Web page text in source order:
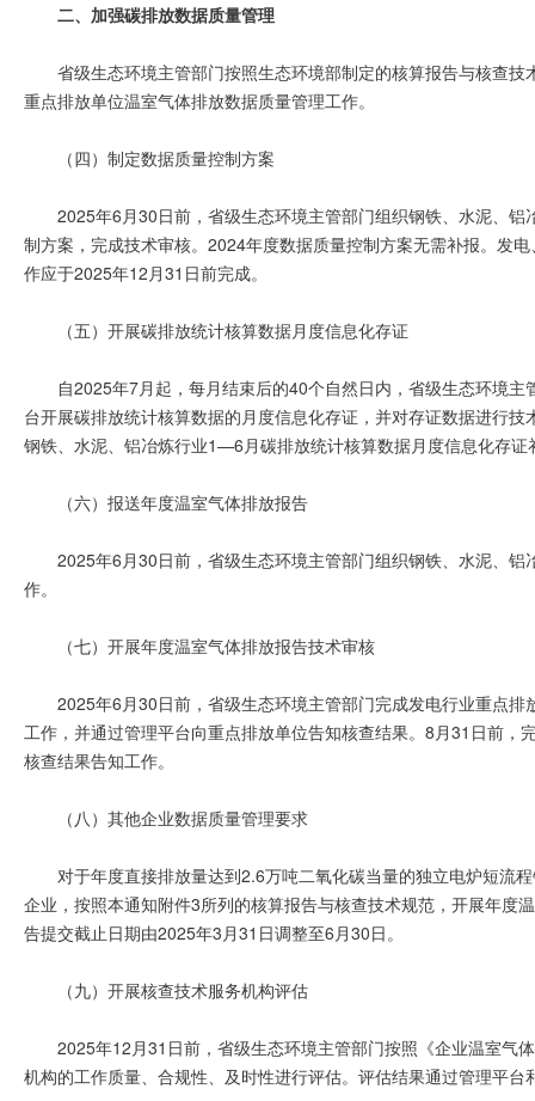
二、加强碳排放数据质量管理
省级生态环境主管部门按照生态环境部制定的核算报告与核查
重点排放单位温室气体排放数据质量管理工作。
（四）制定数据质量控制方案
2025年6月30日前，省级生态环境主管部门组织钢铁、水泥、
制方案，完成技术审核。2024年度数据质量控制方案无需补报。发
作应于2025年12月31日前完成。
（五）开展碳排放统计核算数据月度信息化存证
自2025年7月起，每月结束后的40个自然日内，省级生态环境
台开展碳排放统计核算数据的月度信息化存证，并对存证数据进行
钢铁、水泥、铝冶炼行业1—6月碳排放统计核算数据月度信息化存证
（六）报送年度温室气体排放报告
2025年6月30日前，省级生态环境主管部门组织钢铁、水泥、
作。
（七）开展年度温室气体排放报告技术审核
2025年6月30日前，省级生态环境主管部门完成发电行业重点
工作，并通过管理平台向重点排放单位告知核查结果。8月31日前
核查结果告知工作。
（八）其他企业数据质量管理要求
对于年度直接排放量达到2.6万吨二氧化碳当量的独立电炉短流
企业，按照本通知附件3所列的核算报告与核查技术规范，开展年度
告提交截止日期由2025年3月31日调整至6月30日。
（九）开展核查技术服务机构评估
2025年12月31日前，省级生态环境主管部门按照《企业温室气
机构的工作质量、合规性、及时性进行评估。评估结果通过管理平